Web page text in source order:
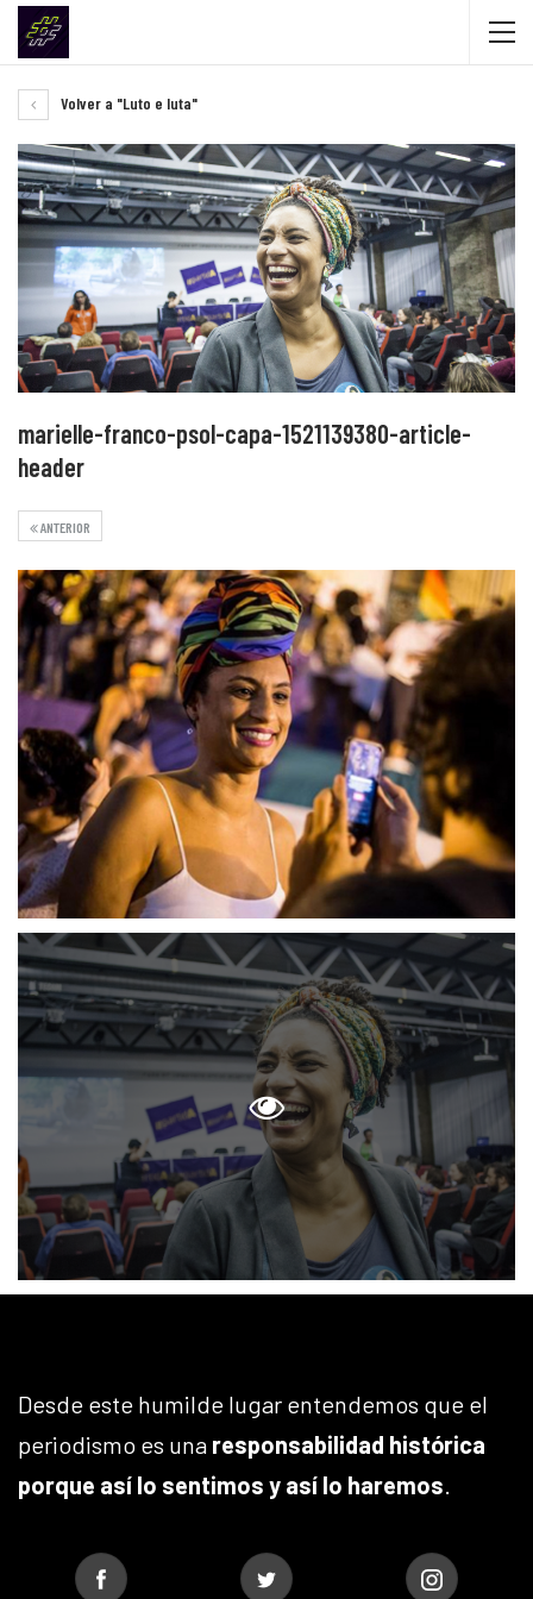
Volver a "Luto e luta"
marielle-franco-psol-capa-1521139380-article-
header
ANTERIOR
Desde este humilde lugar entendemos que el
periodismo es una responsabilidad histórica
porque así lo sentimos y así lo haremos.